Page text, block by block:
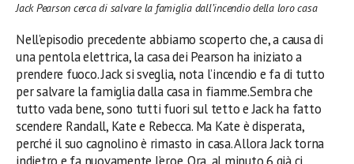
Jack Pearson cerca di salvare la famiglia dall’incendio della loro casa
Nell’episodio precedente abbiamo scoperto che, a causa di
una pentola elettrica, la casa dei Pearson ha iniziato a
prendere fuoco. Jack si sveglia, nota l’incendio e fa di tutto
per salvare la famiglia dalla casa in fiamme.Sembra che
tutto vada bene, sono tutti fuori sul tetto e Jack ha fatto
scendere Randall, Kate e Rebecca. Ma Kate è disperata,
perché il suo cagnolino è rimasto in casa. Allora Jack torna